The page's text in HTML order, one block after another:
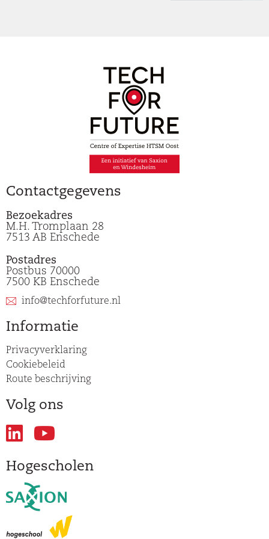
Contactgegevens
Bezoekadres
M.H. Tromplaan 28
7513 AB Enschede
Postadres
Postbus 70000
7500 KB Enschede
info@techforfuture.nl
Informatie
Privacyverklaring
Cookiebeleid
Route beschrijving
Volg ons
Hogescholen